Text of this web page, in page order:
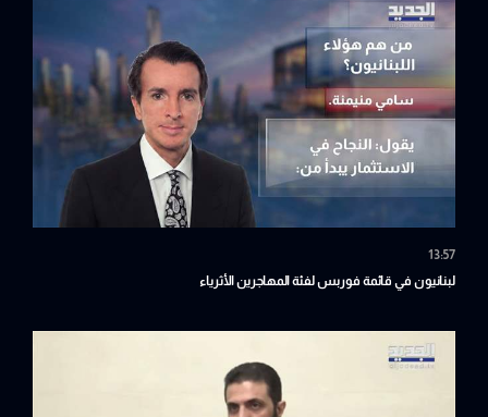
13:57
لبنانيون في قائمة فوربس لفئة المهاجرين الأثرياء